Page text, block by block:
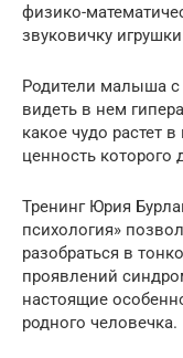
физико-
звуковичку
Родители малыша с
видеть в нем
какое чудо растет
ценность
Тренинг Юрия
психология»
разобраться в
проявлений
настоящие
родного человечка.